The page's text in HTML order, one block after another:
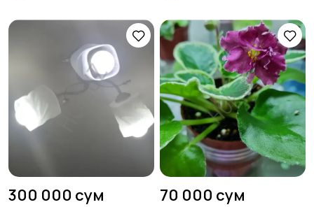
300 000 сум 70 000 сум